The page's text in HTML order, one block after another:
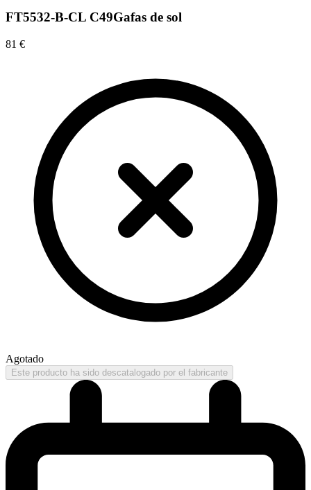
FT5532-B-CL C49Gafas de sol
81 €
Agotado
Este producto ha sido descatalogado por el fabricante